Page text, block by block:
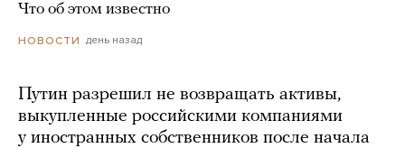
Что об этом известно
НОВОСТИ день назад
Путин разрешил не возвращать активы,
выкупленные российскими компаниями
у иностранных собственников после начала